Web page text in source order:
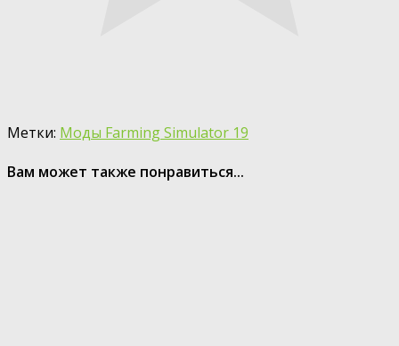
Метки: Моды Farming Simulator 19
Вам может также понравиться...